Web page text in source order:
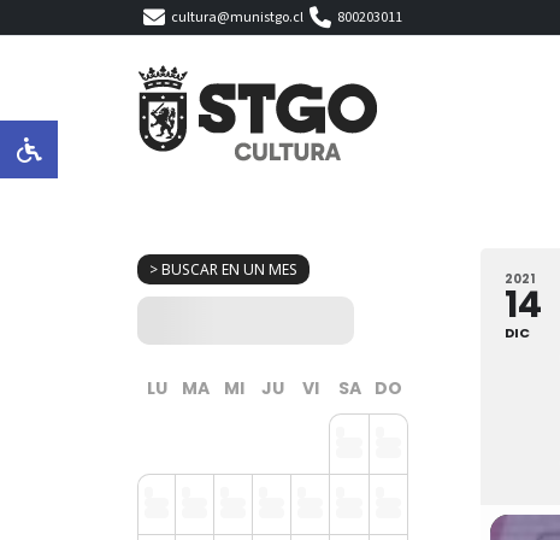
cultura@munistgo.cl 800203011
> BUSCAR EN UN MES
LU MA MI JU VI SA DO
2021
14
DIC